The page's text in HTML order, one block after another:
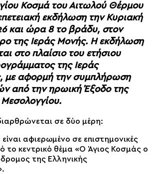
Κοσμά του Αιτωλού Θέρμου
εκδήλωση την Κυριακή
και ώρα 8 το βράδυ, στον
της Ιεράς Μονής. Η εκδήλωση
στο πλαίσιο του ετήσιου
της Ιεράς
με αφορμή την συμπλήρωση
από την ηρωική Έξοδο της
σε δύο μέρη:
αφιερωμένο σε επιστημονικές
το κεντρικό θέμα «Ο Άγιος Κοσμάς ο
της Ελληνικής